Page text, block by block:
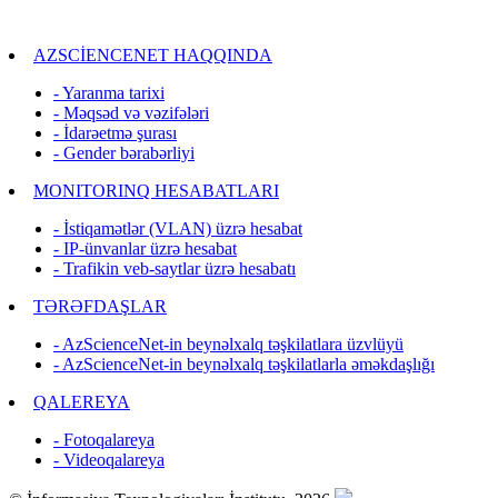
AZSCİENCENET HAQQINDA
- Yaranma tarixi
- Məqsəd və vəzifələri
- İdarəetmə şurası
- Gender bərabərliyi
MONITORINQ HESABATLARI
- İstiqamətlər (VLAN) üzrə hesabat
- IP-ünvanlar üzrə hesabat
- Trafikin veb-saytlar üzrə hesabatı
TƏRƏFDAŞLAR
- AzScienceNet-in beynəlxalq təşkilatlara üzvlüyü
- AzScienceNet-in beynəlxalq təşkilatlarla əməkdaşlığı
QALEREYA
- Fotoqalareya
- Videoqalareya